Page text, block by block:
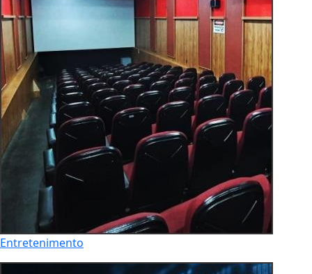
Entretenimento